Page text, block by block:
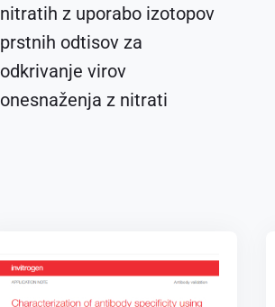
nitratih z uporabo izotopov
prstnih odtisov za
odkrivanje virov
onesnaženja z nitrati